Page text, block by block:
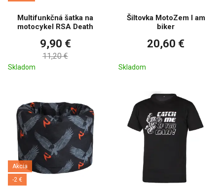
Multifunkčná šatka na
motocykel RSA Death
9,90 €
11,20 €
Skladom
Šiltovka MotoZem I am
biker
20,60 €
Skladom
Akcia
-2 €